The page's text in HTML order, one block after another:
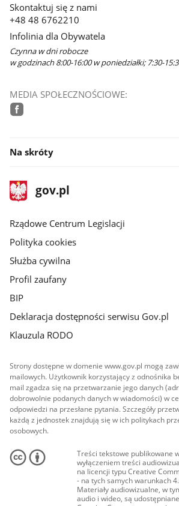
Skontaktuj się z nami
+48 48 6762210
Infolinia dla Obywatela
Czynna w dni robocze
w godzinach 8:00-16:00 w poniedziałki; 7:30-
MEDIA SPOŁECZNOŚCIOWE:
Na skróty
stopka
gov.plStrona
gov.pl
Rządowe Centrum Legislacji
Polityka cookies
Służba cywilna
Profil zaufany
BIP
Deklaracja dostępności serwisu Gov.pl
Klauzula RODO
Strony dostępne w domenie www.gov.pl mogą
mailowych. Użytkownik korzystający z odnośnika
mail zgadza się na przetwarzanie jego danych
dobrowolnie podanych danych w wiadomości) w
odpowiedzi na przesłane pytania. Szczegóły
każdą z jednostek znajdują się w ich politykach
osobowych.
Treści tekstowe publikowane
wyłączeniem treści
na licencji typu Creative
- na tych samych warunkach
Materiały audiowizualne, w
audio i wideo, są